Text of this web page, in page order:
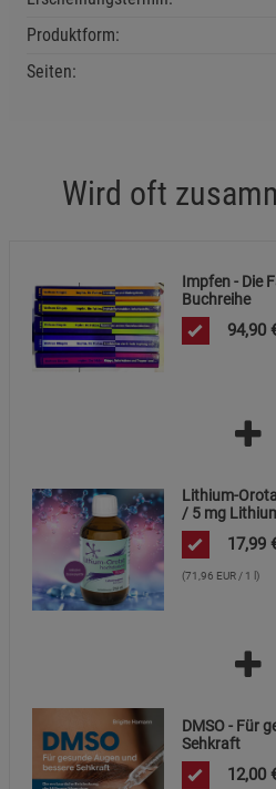
Produktform:
Seiten:
Wird oft
Impfen - Die
Buchreihe
94,90
Lithium-
/ 5 mg
17,99
(71,96 EUR / 1 l)
DMSO - Für
Sehkraft
12,00
Cookie-